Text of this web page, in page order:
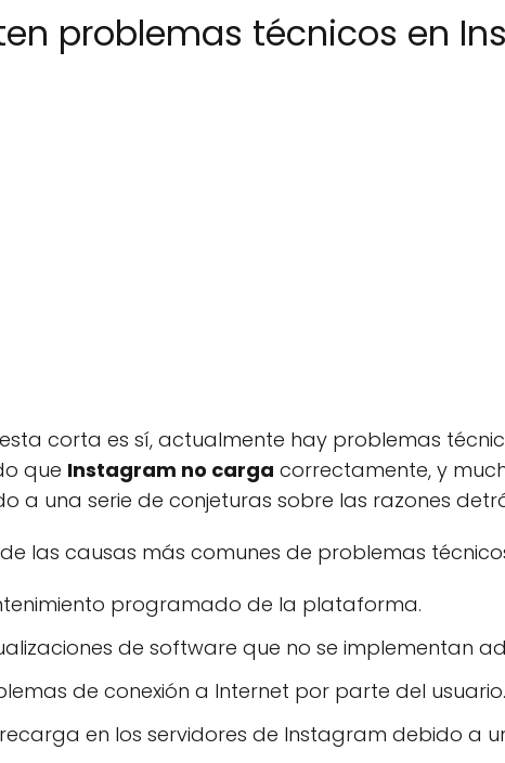
problemas técnicos en
corta es sí, actualmente hay problemas
que Instagram no carga correctamente, y
a una serie de conjeturas sobre las razones
las causas más comunes de problemas
programado de la plataforma.
de software que no se implementan
de conexión a Internet por parte del usuario.
en los servidores de Instagram debido a